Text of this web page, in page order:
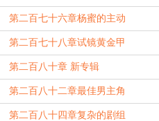
第二百七十六章杨蜜的主动
第二百七十八章试镜黄金甲
第二百八十章 新专辑
第二百八十二章最佳男主角
第二百八十四章复杂的剧组